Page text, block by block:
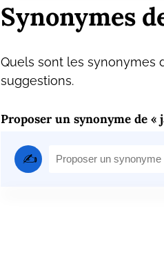
Synonymes
Quels sont les synonymes
suggestions.
Proposer un synonyme de «
✍️